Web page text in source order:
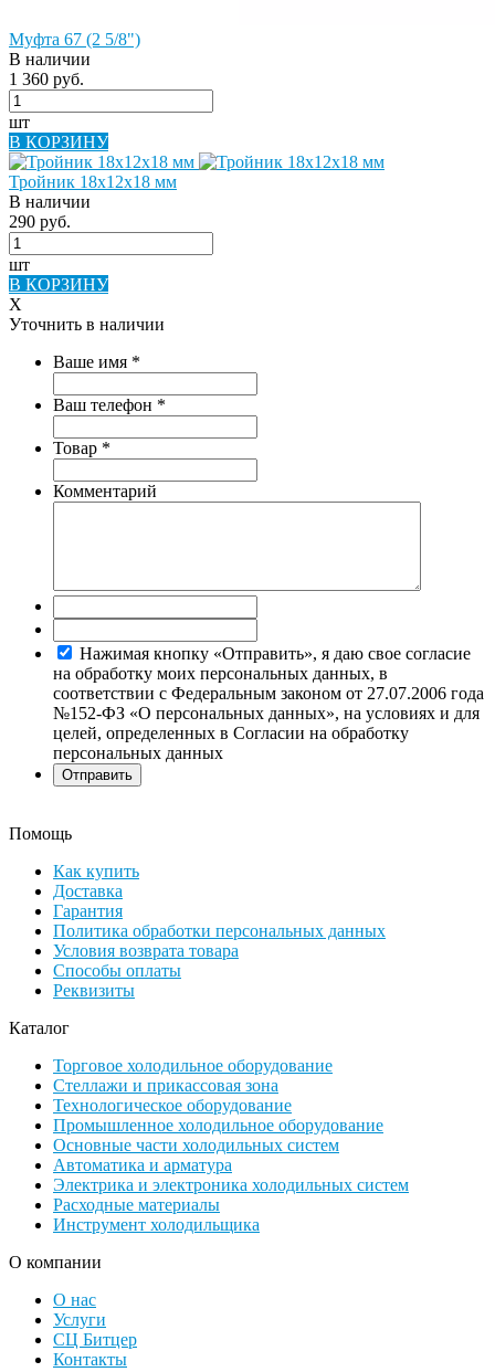
Муфта 67 (2 5/8")
В наличии
1 360 руб.
шт
В КОРЗИНУ
Тройник 18х12х18 мм
В наличии
290 руб.
шт
В КОРЗИНУ
X
Уточнить в наличии
Ваше имя *
Ваш телефон *
Товар *
Комментарий
Нажимая кнопку «Отправить», я даю свое согласие
на обработку моих персональных данных, в
соответствии с Федеральным законом от 27.07.2006 года
№152-ФЗ «О персональных данных», на условиях и для
целей, определенных в Согласии на обработку
персональных данных
Помощь
Как купить
Доставка
Гарантия
Политика обработки персональных данных
Условия возврата товара
Способы оплаты
Реквизиты
Каталог
Торговое холодильное оборудование
Стеллажи и прикассовая зона
Технологическое оборудование
Промышленное холодильное оборудование
Основные части холодильных систем
Автоматика и арматура
Электрика и электроника холодильных систем
Расходные материалы
Инструмент холодильщика
О компании
О нас
Услуги
СЦ Битцер
Контакты